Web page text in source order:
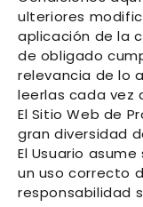
ulteriores
aplicación de la
de obligado
relevancia de lo
leerlas cada vez
El Sitio Web de
gran diversidad
El Usuario
un uso correcto
responsabilidad